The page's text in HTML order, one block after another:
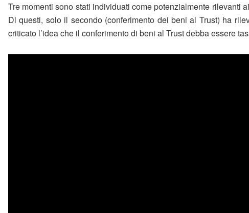
Tre momenti sono stati individuati come potenzialmente rilevanti
Di questi, solo il secondo (conferimento dei beni al Trust) ha
criticato l’idea che il conferimento di beni al Trust debba essere